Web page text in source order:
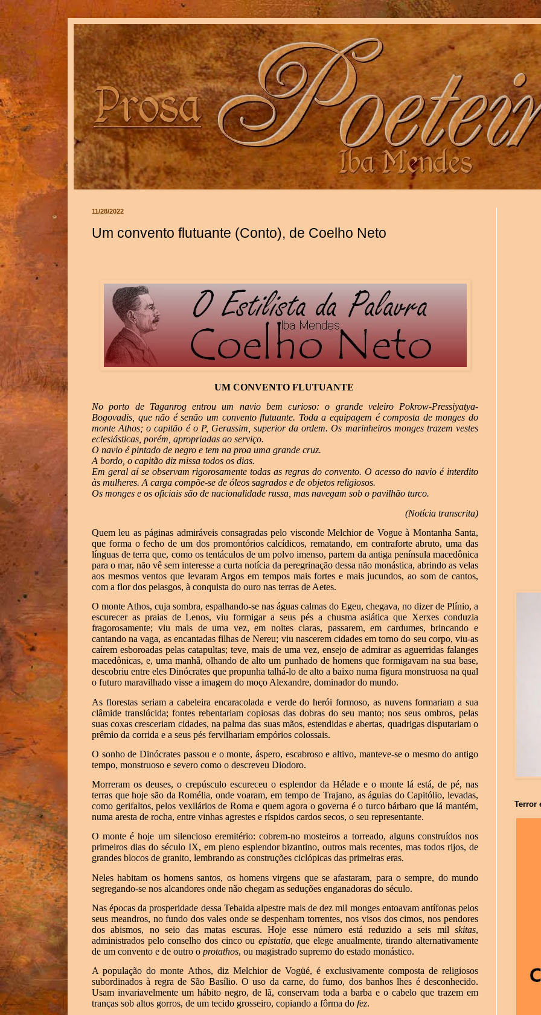
11/28/2022
Um convento flutuante (Conto), de Coelho Neto
UM CONVENTO FLUTUANTE
No porto de Taganrog entrou um navio bem curioso: o grande veleiro Pokrow-Pressiyatya-
Bogovadis, que não é senão um convento flutuante. Toda a equipagem é composta de monges do
monte Athos; o capitão é o P, Gerassim, superior da ordem. Os marinheiros monges trazem vestes
eclesiásticas, porém, apropriadas ao serviço.
O navio é pintado de negro e tem na proa uma grande cruz.
A bordo, o capitão diz missa todos os dias.
Em geral aí se observam rigorosamente todas as regras do convento. O acesso do navio é interdito
às mulheres. A carga compõe-se de óleos sagrados e de objetos religiosos.
Os monges e os oficiais são de nacionalidade russa, mas navegam sob o pavilhão turco.
(Notícia transcrita)
Quem leu as páginas admiráveis consagradas pelo visconde Melchior de Vogue à Montanha Santa,
que forma o fecho de um dos promontórios calcídicos, rematando, em contraforte abruto, uma das
línguas de terra que, como os tentáculos de um polvo imenso, partem da antiga península macedônica
para o mar, não vê sem interesse a curta notícia da peregrinação dessa não monástica, abrindo as velas
aos mesmos ventos que levaram Argos em tempos mais fortes e mais jucundos, ao som de cantos,
com a flor dos pelasgos, à conquista do ouro nas terras de Aetes.
O monte Athos, cuja sombra, espalhando-se nas águas calmas do Egeu, chegava, no dizer de Plínio, a
escurecer as praias de Lenos, viu formigar a seus pés a chusma asiática que Xerxes conduzia
fragorosamente; viu mais de uma vez, em noites claras, passarem, em cardumes, brincando e
cantando na vaga, as encantadas filhas de Nereu; viu nascerem cidades em torno do seu corpo, viu-as
caírem esboroadas pelas catapultas; teve, mais de uma vez, ensejo de admirar as aguerridas falanges
macedônicas, e, uma manhã, olhando de alto um punhado de homens que formigavam na sua base,
descobriu entre eles Dinócrates que propunha talhá-lo de alto a baixo numa figura monstruosa na qual
o futuro maravilhado visse a imagem do moço Alexandre, dominador do mundo.
As florestas seriam a cabeleira encaracolada e verde do herói formoso, as nuvens formariam a sua
clâmide translúcida; fontes rebentariam copiosas das dobras do seu manto; nos seus ombros, pelas
suas coxas cresceriam cidades, na palma das suas mãos, estendidas e abertas, quadrigas disputariam o
prêmio da corrida e a seus pés fervilhariam empórios colossais.
O sonho de Dinócrates passou e o monte, áspero, escabroso e altivo, manteve-se o mesmo do antigo
tempo, monstruoso e severo como o descreveu Diodoro.
Morreram os deuses, o crepúsculo escureceu o esplendor da Hélade e o monte lá está, de pé, nas
terras que hoje são da Romélia, onde voaram, em tempo de Trajano, as águias do Capitólio, levadas,
como gerifaltos, pelos vexilários de Roma e quem agora o governa é o turco bárbaro que lá mantém,
numa aresta de rocha, entre vinhas agrestes e ríspidos cardos secos, o seu representante.
O monte é hoje um silencioso eremitério: cobrem-no mosteiros a torreado, alguns construídos nos
primeiros dias do século IX, em pleno esplendor bizantino, outros mais recentes, mas todos rijos, de
grandes blocos de granito, lembrando as construções ciclópicas das primeiras eras.
Neles habitam os homens santos, os homens virgens que se afastaram, para o sempre, do mundo
segregando-se nos alcandores onde não chegam as seduções enganadoras do século.
Nas épocas da prosperidade dessa Tebaida alpestre mais de dez mil monges entoavam antífonas pelos
seus meandros, no fundo dos vales onde se despenham torrentes, nos visos dos cimos, nos pendores
dos abismos, no seio das matas escuras. Hoje esse número está reduzido a seis mil skitas,
administrados pelo conselho dos cinco ou epistatia, que elege anualmente, tirando alternativamente
de um convento e de outro o protathos, ou magistrado supremo do estado monástico.
A população do monte Athos, diz Melchior de Vogüé, é exclusivamente composta de religiosos
subordinados à regra de São Basílio. O uso da carne, do fumo, dos banhos lhes é desconhecido.
Usam invariavelmente um hábito negro, de lã, conservam toda a barba e o cabelo que trazem em
tranças sob altos gorros, de um tecido grosseiro, copiando a fôrma do fez.
Terror